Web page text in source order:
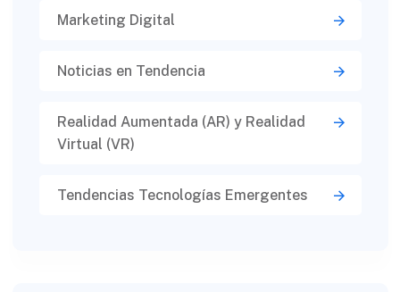
Marketing Digital
Noticias en Tendencia
Realidad Aumentada (AR) y Realidad
Virtual (VR)​
Tendencias Tecnologías Emergentes